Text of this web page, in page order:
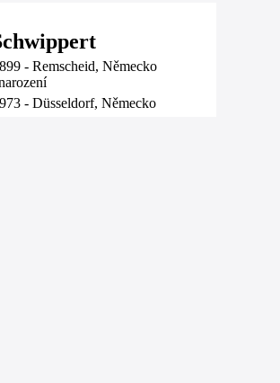
- Remscheid, Německo
- Düsseldorf, Německo